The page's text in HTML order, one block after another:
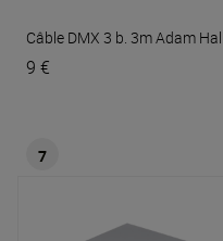
Câble DMX 3 b. 3mAdam Hall
9 €
7